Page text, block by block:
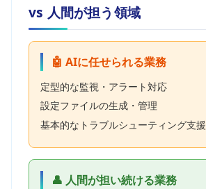
vs 人間が担う領域
🤖 AIに任せられる業務
定型的な監視・アラート対応
設定ファイルの生成・管理
基本的なトラブルシューティング支援
👤 人間が担い続ける業務